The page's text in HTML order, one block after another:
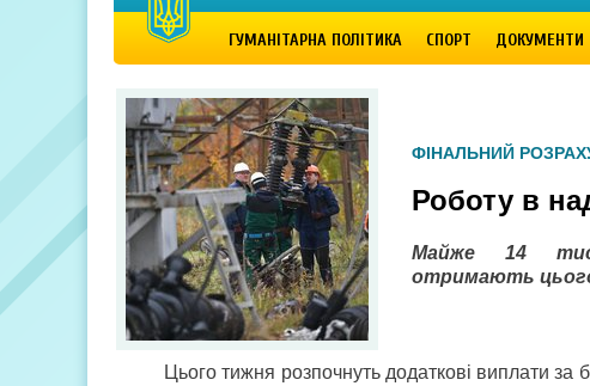
ГУМАНІТАРНА ПОЛІТИКА СПОРТ ДОКУМЕНТИ
ФІНАЛЬНИЙ
Роботу в
Майже 14
отримають
Цього тижня розпочнуть додаткові виплати за